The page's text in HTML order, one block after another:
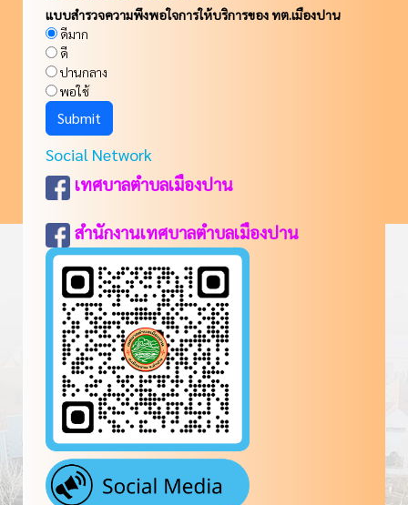
แบบสำรวจความพึงพอใจการให้บริการของ ทต.เมืองปาน
ดีมาก
ดี
ปานกลาง
พอใช้
Social Network
เทศบาลตำบลเมืองปาน
สำนักงานเทศบาลตำบลเมืองปาน